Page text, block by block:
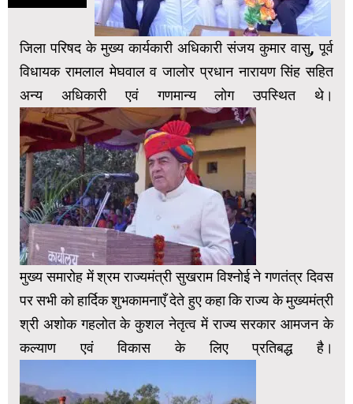
जिला परिषद के मुख्य कार्यकारी अधिकारी संजय कुमार वासु, पूर्व
विधायक रामलाल मेघवाल व जालोर प्रधान नारायण सिंह सहित
अन्य अधिकारी एवं गणमान्य लोग उपस्थित थे।
मुख्य समारोह में श्रम राज्यमंत्री सुखराम विश्नोई ने गणतंत्र दिवस
पर सभी को हार्दिक शुभकामनाएँ देते हुए कहा कि राज्य के मुख्यमंत्री
श्री अशोक गहलोत के कुशल नेतृत्व में राज्य सरकार आमजन के
कल्याण एवं विकास के लिए प्रतिबद्ध है।